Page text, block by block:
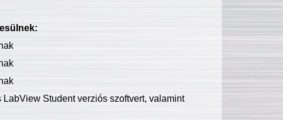
Student verziós szoftvert, valamint